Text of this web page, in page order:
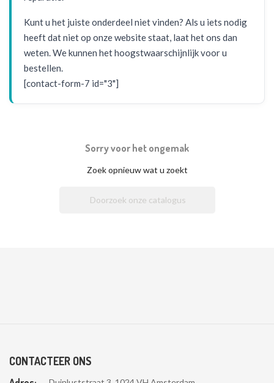
Kunt u het juiste onderdeel niet vinden? Als u iets nodig
heeft dat niet op onze website staat, laat het ons dan
weten. We kunnen het hoogstwaarschijnlijk voor u
bestellen.
[contact-form-7 id="3"]
Sorry voor het ongemak
Zoek opnieuw wat u zoekt
CONTACTEER ONS